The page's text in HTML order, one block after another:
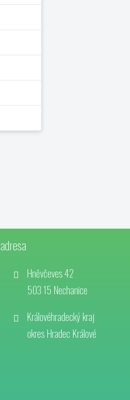
adresa
Hněvčeves 42
503 15 Nechanice
Královéhradecký kraj
okres Hradec Králové